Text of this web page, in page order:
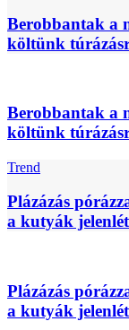
Berobbantak a
költünk
Berobbantak a
költünk
Trend
Plázázás
a kutyák
Plázázás
a kutyák